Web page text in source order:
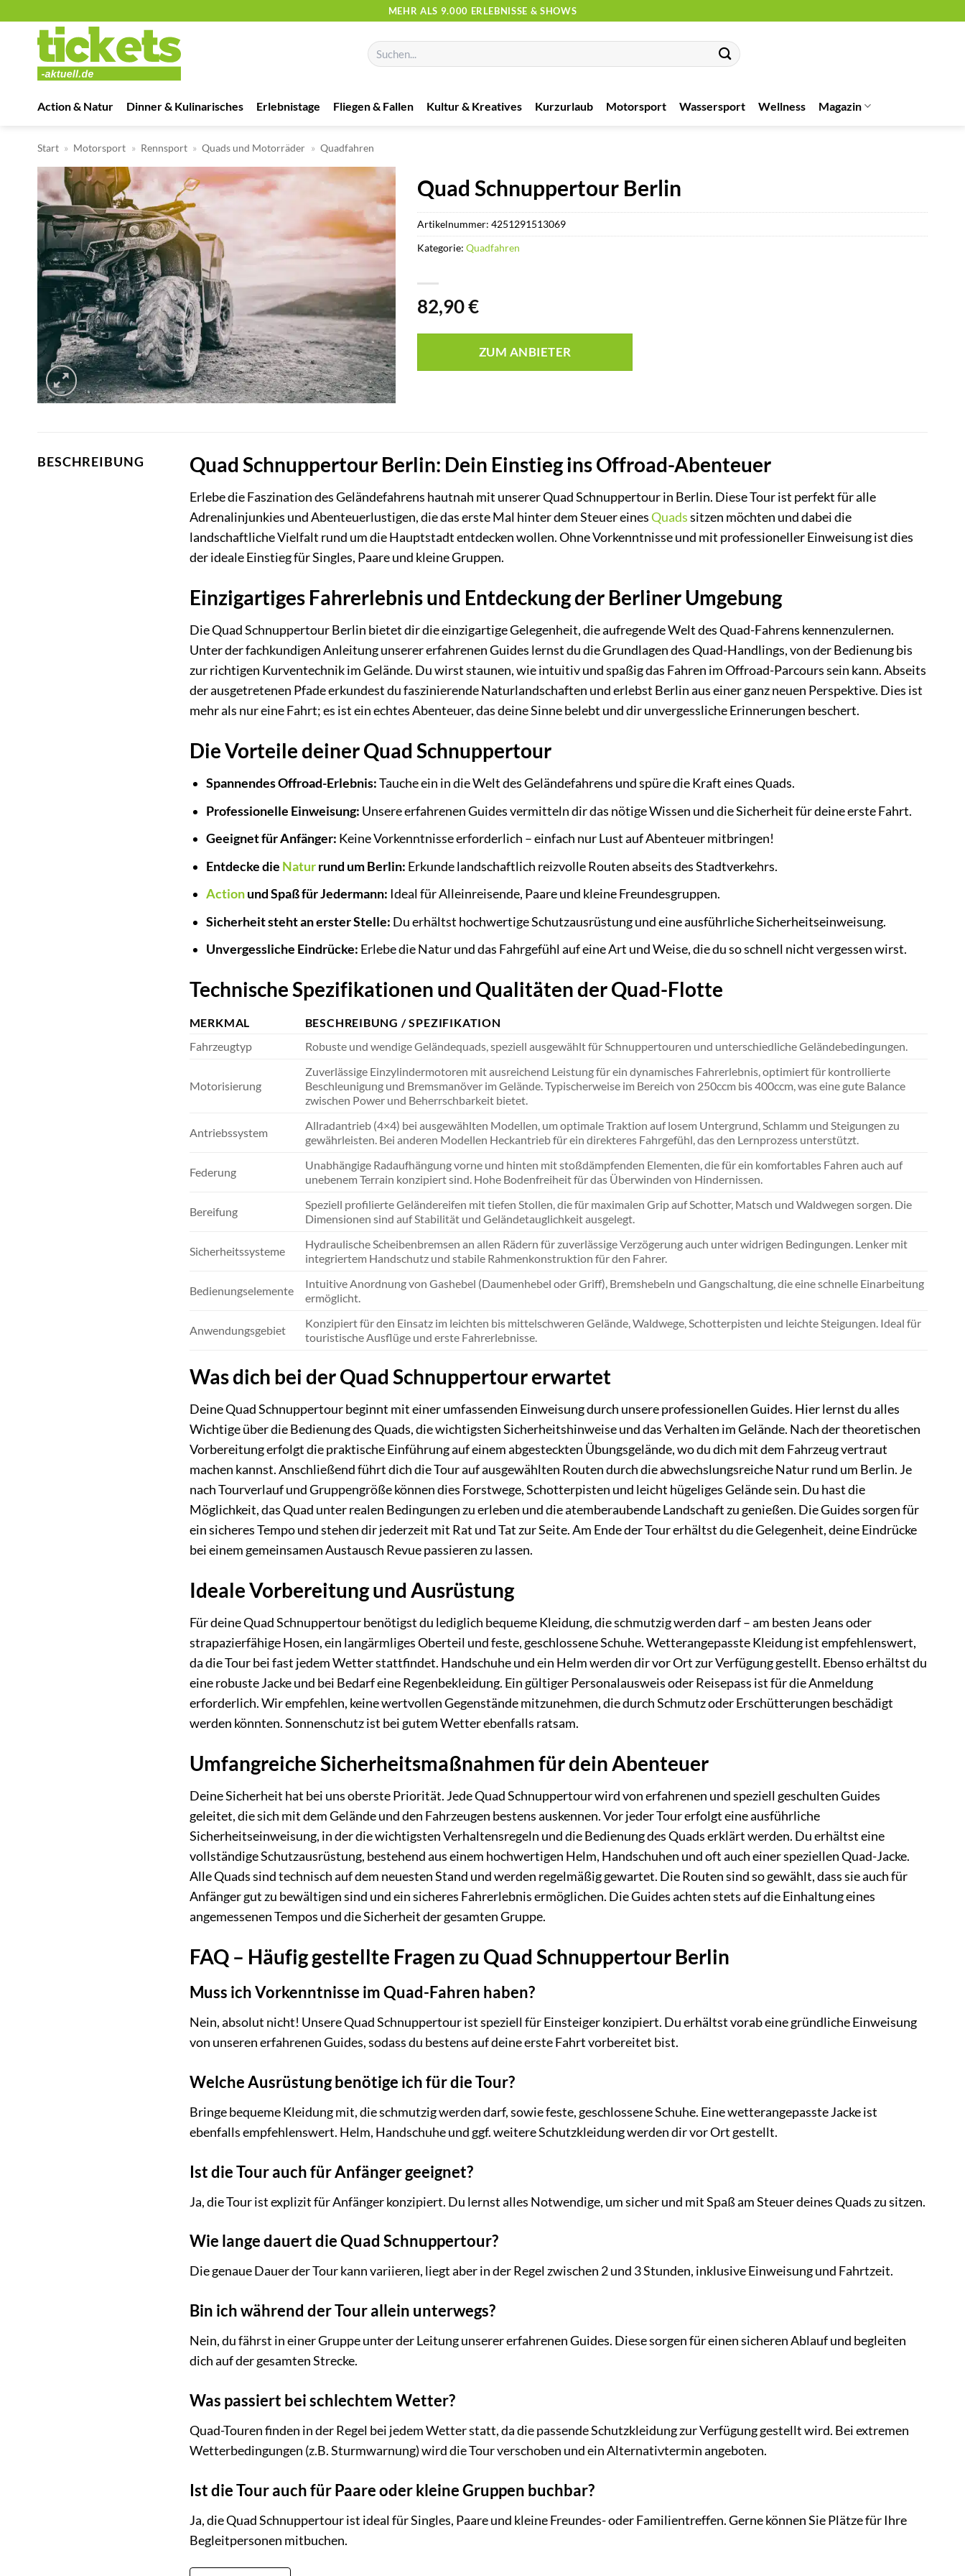
springen
MEHR ALS 9.000 ERLEBNISSE & SHOWS
Suchen
nach:
Action & Natur Dinner & Kulinarisches Erlebnistage Fliegen & Fallen Kultur & Kreatives Kurzurlaub Motorsport Wassersport Wellness Magazin
Start » Motorsport » Rennsport » Quads und Motorräder » Quadfahren
Quad Schnuppertour Berlin
82,90€
ZUM ANBIETER
Artikelnummer:4251291513069
Kategorie:Quadfahren
BESCHREIBUNG Quad Schnuppertour Berlin: Dein Einstieg ins Offroad-Abenteuer
Erlebe die Faszination des Geländefahrens hautnah mit unserer Quad Schnuppertour in Berlin. Diese Tour ist perfekt für alle
Adrenalinjunkies und Abenteuerlustigen, die das erste Mal hinter dem Steuer einesQuadssitzen möchten und dabei die
landschaftliche Vielfalt rund um die Hauptstadt entdecken wollen. Ohne Vorkenntnisse und mit professioneller Einweisung ist dies
der ideale Einstieg für Singles, Paare und kleine Gruppen.
Einzigartiges Fahrerlebnis und Entdeckung der Berliner Umgebung
Die Quad Schnuppertour Berlin bietet dir die einzigartige Gelegenheit, die aufregende Welt des Quad-Fahrens kennenzulernen.
Unter der fachkundigen Anleitung unserer erfahrenen Guides lernst du die Grundlagen des Quad-Handlings, von der Bedienung bis
zur richtigen Kurventechnik im Gelände. Du wirst staunen, wie intuitiv und spaßig das Fahren im Offroad-Parcours sein kann. Abseits
der ausgetretenen Pfade erkundest du faszinierende Naturlandschaften und erlebst Berlin aus einer ganz neuen Perspektive. Dies ist
mehr als nur eine Fahrt; es ist ein echtes Abenteuer, das deine Sinne belebt und dir unvergessliche Erinnerungen beschert.
Die Vorteile deiner Quad Schnuppertour
Spannendes Offroad-Erlebnis:Tauche ein in die Welt des Geländefahrens und spüre die Kraft eines Quads.
Professionelle Einweisung: Unsere erfahrenen Guides vermitteln dir das nötige Wissen und die Sicherheit für deine erste Fahrt.
Geeignet für Anfänger: Keine Vorkenntnisse erforderlich – einfach nur Lust auf Abenteuer mitbringen!
Entdecke die Naturrund um Berlin: Erkunde landschaftlich reizvolle Routen abseits des Stadtverkehrs.
Actionund Spaß für Jedermann: Ideal für Alleinreisende, Paare und kleine Freundesgruppen.
Sicherheit steht an erster Stelle: Du erhältst hochwertige Schutzausrüstung und eine ausführliche Sicherheitseinweisung.
Unvergessliche Eindrücke: Erlebe die Natur und das Fahrgefühl auf eine Art und Weise, die du so schnell nicht vergessen wirst.
Technische Spezifikationen und Qualitäten der Quad-Flotte
MERKMAL
BESCHREIBUNG / SPEZIFIKATION
Fahrzeugtyp
Robuste und wendige Geländequads, speziell ausgewählt für Schnuppertouren und unterschiedliche Geländebedingungen.
Motorisierung
Zuverlässige Einzylindermotoren mit ausreichend Leistung für ein dynamisches Fahrerlebnis, optimiert für kontrollierte
Beschleunigung und Bremsmanöver im Gelände. Typischerweise im Bereich von 250ccm bis 400ccm, was eine gute Balance
zwischen Power und Beherrschbarkeit bietet.
Antriebssystem
Allradantrieb (4×4) bei ausgewählten Modellen, um optimale Traktion auf losem Untergrund, Schlamm und Steigungen zu
gewährleisten. Bei anderen Modellen Heckantrieb für ein direkteres Fahrgefühl, das den Lernprozess unterstützt.
Federung
Unabhängige Radaufhängung vorne und hinten mit stoßdämpfenden Elementen, die für ein komfortables Fahren auch auf
unebenem Terrain konzipiert sind. Hohe Bodenfreiheit für das Überwinden von Hindernissen.
Bereifung
Speziell profilierte Geländereifen mit tiefen Stollen, die für maximalen Grip auf Schotter, Matsch und Waldwegen sorgen. Die
Dimensionen sind auf Stabilität und Geländetauglichkeit ausgelegt.
Sicherheitssysteme
Hydraulische Scheibenbremsen an allen Rädern für zuverlässige Verzögerung auch unter widrigen Bedingungen. Lenker mit
integriertem Handschutz und stabile Rahmenkonstruktion für den Fahrer.
Bedienungselemente
Intuitive Anordnung von Gashebel (Daumenhebel oder Griff), Bremshebeln und Gangschaltung, die eine schnelle Einarbeitung
ermöglicht.
Anwendungsgebiet
Konzipiert für den Einsatz im leichten bis mittelschweren Gelände, Waldwege, Schotterpisten und leichte Steigungen. Ideal für
touristische Ausflüge und erste Fahrerlebnisse.
Was dich bei der Quad Schnuppertour erwartet
Deine Quad Schnuppertour beginnt mit einer umfassenden Einweisung durch unsere professionellen Guides. Hier lernst du alles
Wichtige über die Bedienung des Quads, die wichtigsten Sicherheitshinweise und das Verhalten im Gelände. Nach der theoretischen
Vorbereitung erfolgt die praktische Einführung auf einem abgesteckten Übungsgelände, wo du dich mit dem Fahrzeug vertraut
machen kannst. Anschließend führt dich die Tour auf ausgewählten Routen durch die abwechslungsreiche Natur rund um Berlin. Je
nach Tourverlauf und Gruppengröße können dies Forstwege, Schotterpisten und leicht hügeliges Gelände sein. Du hast die
Möglichkeit, das Quad unter realen Bedingungen zu erleben und die atemberaubende Landschaft zu genießen. Die Guides sorgen für
ein sicheres Tempo und stehen dir jederzeit mit Rat und Tat zur Seite. Am Ende der Tour erhältst du die Gelegenheit, deine Eindrücke
bei einem gemeinsamen Austausch Revue passieren zu lassen.
Ideale Vorbereitung und Ausrüstung
Für deine Quad Schnuppertour benötigst du lediglich bequeme Kleidung, die schmutzig werden darf – am besten Jeans oder
strapazierfähige Hosen, ein langärmliges Oberteil und feste, geschlossene Schuhe. Wetterangepasste Kleidung ist empfehlenswert,
da die Tour bei fast jedem Wetter stattfindet. Handschuhe und ein Helm werden dir vor Ort zur Verfügung gestellt. Ebenso erhältst du
eine robuste Jacke und bei Bedarf eine Regenbekleidung. Ein gültiger Personalausweis oder Reisepass ist für die Anmeldung
erforderlich. Wir empfehlen, keine wertvollen Gegenstände mitzunehmen, die durch Schmutz oder Erschütterungen beschädigt
werden könnten. Sonnenschutz ist bei gutem Wetter ebenfalls ratsam.
Umfangreiche Sicherheitsmaßnahmen für dein Abenteuer
Deine Sicherheit hat bei uns oberste Priorität. Jede Quad Schnuppertour wird von erfahrenen und speziell geschulten Guides
geleitet, die sich mit dem Gelände und den Fahrzeugen bestens auskennen. Vor jeder Tour erfolgt eine ausführliche
Sicherheitseinweisung, in der die wichtigsten Verhaltensregeln und die Bedienung des Quads erklärt werden. Du erhältst eine
vollständige Schutzausrüstung, bestehend aus einem hochwertigen Helm, Handschuhen und oft auch einer speziellen Quad-Jacke.
Alle Quads sind technisch auf dem neuesten Stand und werden regelmäßig gewartet. Die Routen sind so gewählt, dass sie auch für
Anfänger gut zu bewältigen sind und ein sicheres Fahrerlebnis ermöglichen. Die Guides achten stets auf die Einhaltung eines
angemessenen Tempos und die Sicherheit der gesamten Gruppe.
FAQ – Häufig gestellte Fragen zu Quad Schnuppertour Berlin
Muss ich Vorkenntnisse im Quad-Fahren haben?
Nein, absolut nicht! Unsere Quad Schnuppertour ist speziell für Einsteiger konzipiert. Du erhältst vorab eine gründliche Einweisung
von unseren erfahrenen Guides, sodass du bestens auf deine erste Fahrt vorbereitet bist.
Welche Ausrüstung benötige ich für die Tour?
Bringe bequeme Kleidung mit, die schmutzig werden darf, sowie feste, geschlossene Schuhe. Eine wetterangepasste Jacke ist
ebenfalls empfehlenswert. Helm, Handschuhe und ggf. weitere Schutzkleidung werden dir vor Ort gestellt.
Ist die Tour auch für Anfänger geeignet?
Ja, die Tour ist explizit für Anfänger konzipiert. Du lernst alles Notwendige, um sicher und mit Spaß am Steuer deines Quads zu sitzen.
Wie lange dauert die Quad Schnuppertour?
Die genaue Dauer der Tour kann variieren, liegt aber in der Regel zwischen 2 und 3 Stunden, inklusive Einweisung und Fahrtzeit.
Bin ich während der Tour allein unterwegs?
Nein, du fährst in einer Gruppe unter der Leitung unserer erfahrenen Guides. Diese sorgen für einen sicheren Ablauf und begleiten
dich auf der gesamten Strecke.
Was passiert bei schlechtem Wetter?
Quad-Touren finden in der Regel bei jedem Wetter statt, da die passende Schutzkleidung zur Verfügung gestellt wird. Bei extremen
Wetterbedingungen (z.B. Sturmwarnung) wird die Tour verschoben und ein Alternativtermin angeboten.
Ist die Tour auch für Paare oder kleine Gruppen buchbar?
Ja, die Quad Schnuppertour ist ideal für Singles, Paare und kleine Freundes- oder Familientreffen. Gerne können Sie Plätze für Ihre
Begleitpersonen mitbuchen.